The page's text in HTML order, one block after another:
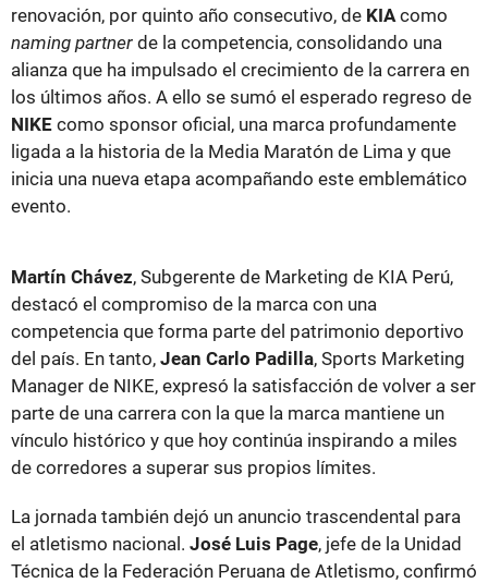
renovación, por quinto año consecutivo, de KIA como
naming partner de la competencia, consolidando una
alianza que ha impulsado el crecimiento de la carrera en
los últimos años. A ello se sumó el esperado regreso de
NIKE como sponsor oficial, una marca profundamente
ligada a la historia de la Media Maratón de Lima y que
inicia una nueva etapa acompañando este emblemático
evento.
Martín Chávez, Subgerente de Marketing de KIA Perú,
destacó el compromiso de la marca con una
competencia que forma parte del patrimonio deportivo
del país. En tanto, Jean Carlo Padilla, Sports Marketing
Manager de NIKE, expresó la satisfacción de volver a ser
parte de una carrera con la que la marca mantiene un
vínculo histórico y que hoy continúa inspirando a miles
de corredores a superar sus propios límites.
La jornada también dejó un anuncio trascendental para
el atletismo nacional. José Luis Page, jefe de la Unidad
Técnica de la Federación Peruana de Atletismo, confirmó